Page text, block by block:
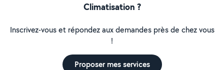
Climatisation ?
Inscrivez-vous et répondez aux demandes près de chez vous
!
Proposer mes services